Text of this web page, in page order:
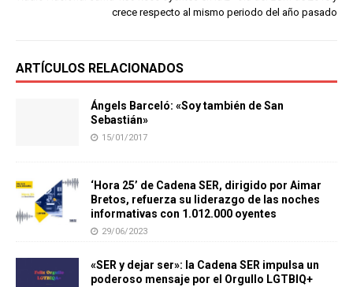
crece respecto al mismo periodo del año pasado
ARTÍCULOS RELACIONADOS
Ángels Barceló: «Soy también de San
Sebastián»
15/01/2017
‘Hora 25’ de Cadena SER, dirigido por Aimar
Bretos, refuerza su liderazgo de las noches
informativas con 1.012.000 oyentes
29/06/2023
«SER y dejar ser»: la Cadena SER impulsa un
poderoso mensaje por el Orgullo LGTBIQ+